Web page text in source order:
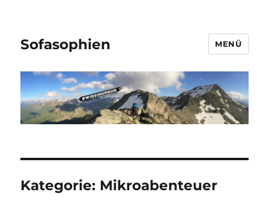
Sofasophien MENÜ
Kategorie: Mikroabenteuer